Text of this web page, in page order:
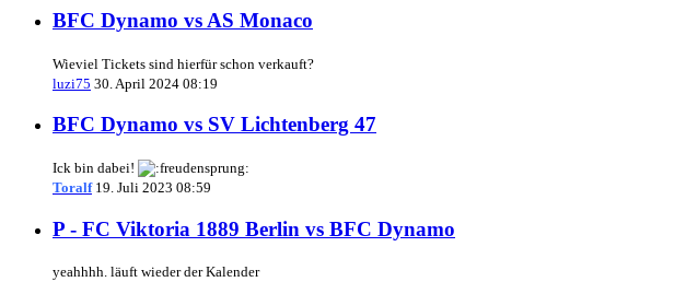
BFC Dynamo vs AS Monaco
Wieviel Tickets sind hierfür schon verkauft?
luzi75 30. April 2024 08:19
BFC Dynamo vs SV Lichtenberg 47
Ick bin dabei!
Toralf 19. Juli 2023 08:59
P - FC Viktoria 1889 Berlin vs BFC Dynamo
yeahhhh. läuft wieder der Kalender